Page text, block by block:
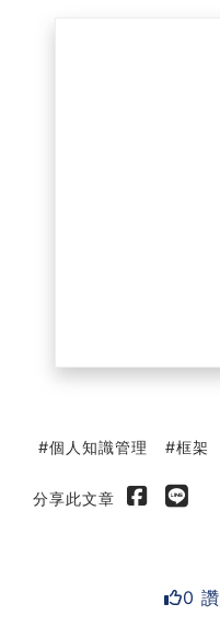
個人知識管理 框架
分享此文章
0 讚